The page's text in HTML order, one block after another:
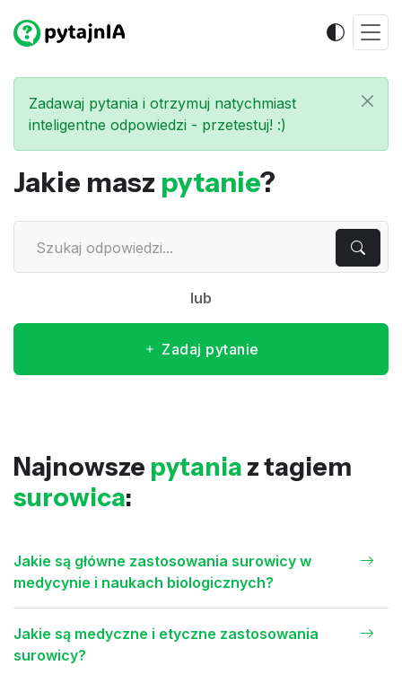
Zadawaj pytania i otrzymuj natychmiast
inteligentne odpowiedzi - przetestuj! :)
Jakie masz pytanie?
lub
Zadaj pytanie
Najnowsze pytania z tagiem
surowica:
Jakie są główne zastosowania surowicy w
medycynie i naukach biologicznych?
Jakie są medyczne i etyczne zastosowania
surowicy?